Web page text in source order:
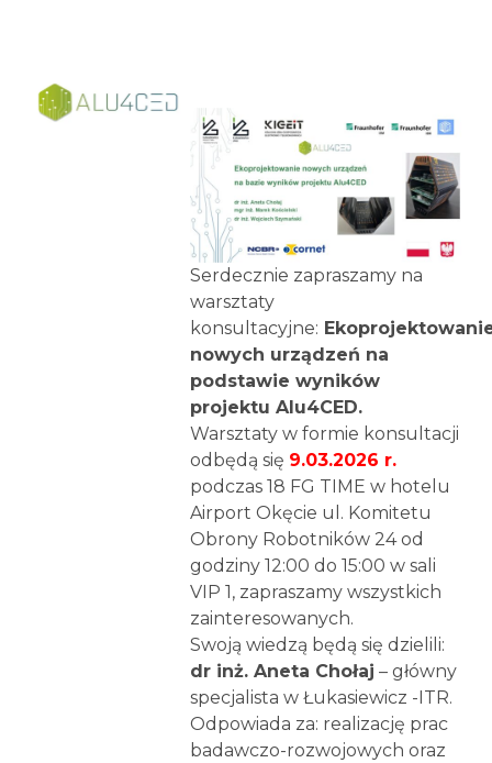
Serdecznie zapraszamy na
warsztaty
konsultacyjne:
nowych urządzeń na
podstawie wyników
projektu Alu4CED.
Warsztaty w formie konsultacji
odbędą się 9.03.2026 r.
podczas 18 FG TIME w hotelu
Airport Okęcie ul. Komitetu
Obrony Robotników 24 od
godziny 12:00 do 15:00 w sali
VIP 1, zapraszamy wszystkich
zainteresowanych.
Swoją wiedzą będą się dzielili:
dr inż. Aneta Chołaj – główny
specjalista w Łukasiewicz -ITR.
Odpowiada za: realizację prac
badawczo-rozwojowych oraz